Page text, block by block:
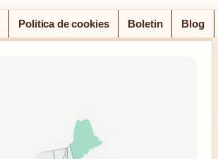
Politica de cookies Boletin Blog